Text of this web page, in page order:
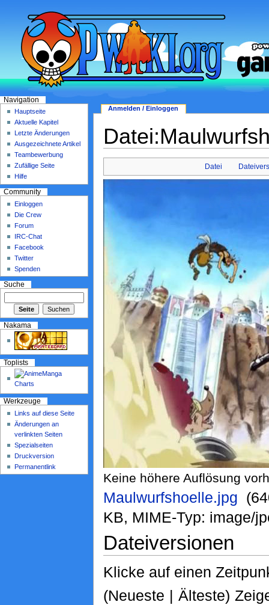
Datei
Keine höhere Auflösung
Maulwurfshoelle.jpg
KB, MIME-Typ: image/
Dateiversionen
Klicke auf einen
(Neueste | Älteste)
Anmelden / Einloggen
Navigation
Hauptseite
Aktuelle Kapitel
Letzte Änderungen
Ausgezeichnete Artikel
Teambewerbung
Zufällige Seite
Hilfe
Community
Einloggen
Die Crew
Forum
IRC-Chat
Facebook
Twitter
Spenden
Suche
Nakama
Toplists
Werkzeuge
Links auf diese Seite
Änderungen an
verlinkten Seiten
Spezialseiten
Druckversion
Permanentlink